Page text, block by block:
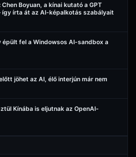
Boyuan, a kínai kutató a GPT
írta át az AI-képalkotás szabályait
épült fel a Windowsos AI-sandbox a
jöhet az AI, élő interjún már nem
Kínába is eljutnak az OpenAI-